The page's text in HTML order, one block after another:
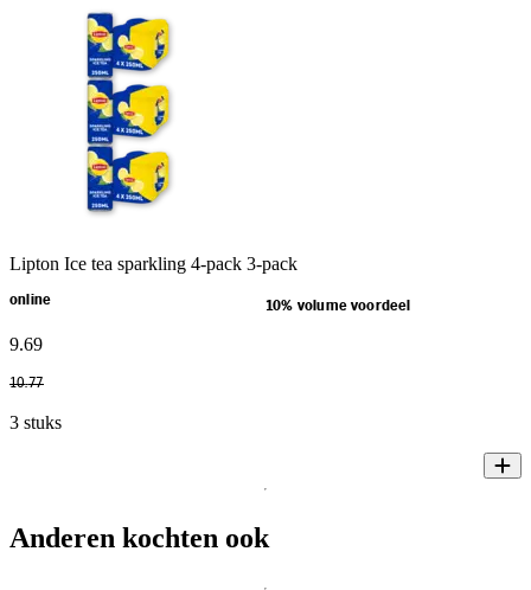
Lipton Ice tea sparkling 4-pack 3-pack
online 10% volume voordeel
9.69
10.77
3 stuks
Anderen kochten ook